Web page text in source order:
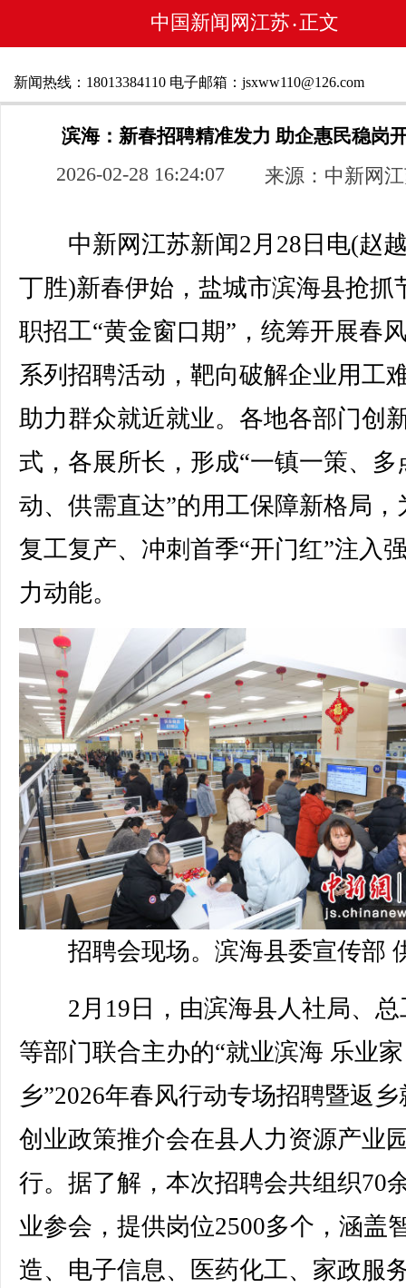
中国新闻网江苏 • 正文
新闻热线：18013384110 电子邮箱：jsxww110@126.com
滨海：新春招聘精准发力 助企惠民稳岗
2026-02-28 16:24:07 来源：中新网
中新网江苏新闻2月28日电(赵
丁胜)新春伊始，盐城市滨海县抢抓
职招工“黄金窗口期”，统筹开展春
系列招聘活动，靶向破解企业用工
助力群众就近就业。各地各部门创
式，各展所长，形成“一镇一策、多
动、供需直达”的用工保障新格局，
复工复产、冲刺首季“开门红”注入
力动能。
招聘会现场。滨海县委宣传部
2月19日，由滨海县人社局、总
等部门联合主办的“就业滨海 乐业家
乡”2026年春风行动专场招聘暨返乡
创业政策推介会在县人力资源产业
行。据了解，本次招聘会共组织70
业参会，提供岗位2500多个，涵盖
造、电子信息、医药化工、家政服